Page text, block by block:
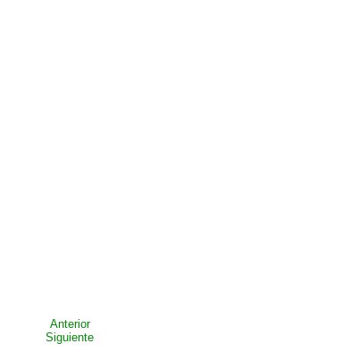
Anterior
Siguiente